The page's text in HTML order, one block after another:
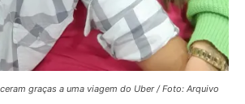
graças a uma viagem do Uber / Foto: Arquivo